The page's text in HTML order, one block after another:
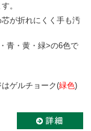
。
芯が折れにくく手も汚
青・黄・緑>の6色で
ゲルチョーク(緑色)